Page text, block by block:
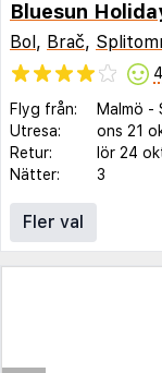
Bluesun
Bol, Brač,
Flyg från: Malmö -
Utresa:
ons 21
Retur:
lör 24
Nätter:
3
Fler val